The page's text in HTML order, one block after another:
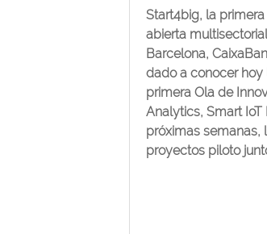
Start4big, la
abierta
Barcelona,
dado a conocer
primera Ola de
Analytics, Smart
próximas semanas,
proyectos piloto